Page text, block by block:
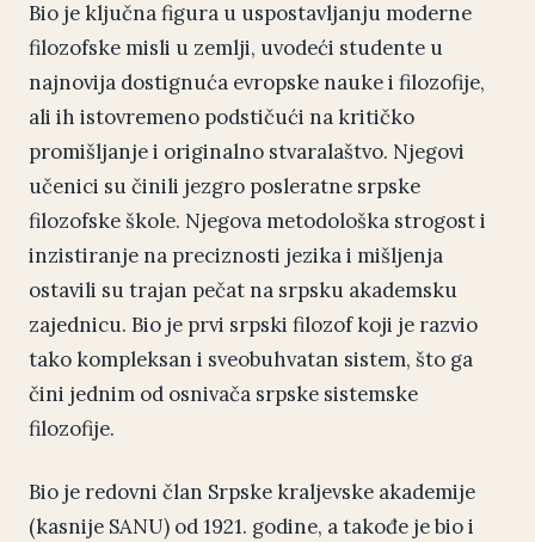
Bio je ključna figura u uspostavljanju moderne
filozofske misli u zemlji, uvodeći studente u
najnovija dostignuća evropske nauke i filozofije,
ali ih istovremeno podstičući na kritičko
promišljanje i originalno stvaralaštvo. Njegovi
učenici su činili jezgro posleratne srpske
filozofske škole. Njegova metodološka strogost i
inzistiranje na preciznosti jezika i mišljenja
ostavili su trajan pečat na srpsku akademsku
zajednicu. Bio je prvi srpski filozof koji je razvio
tako kompleksan i sveobuhvatan sistem, što ga
čini jednim od osnivača srpske sistemske
filozofije.
Bio je redovni član Srpske kraljevske akademije
(kasnije SANU) od 1921. godine, a takođe je bio i